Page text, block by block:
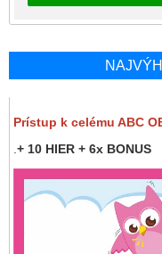
Prístup k celému ABC
+ 10 HIER + 6x BONUS